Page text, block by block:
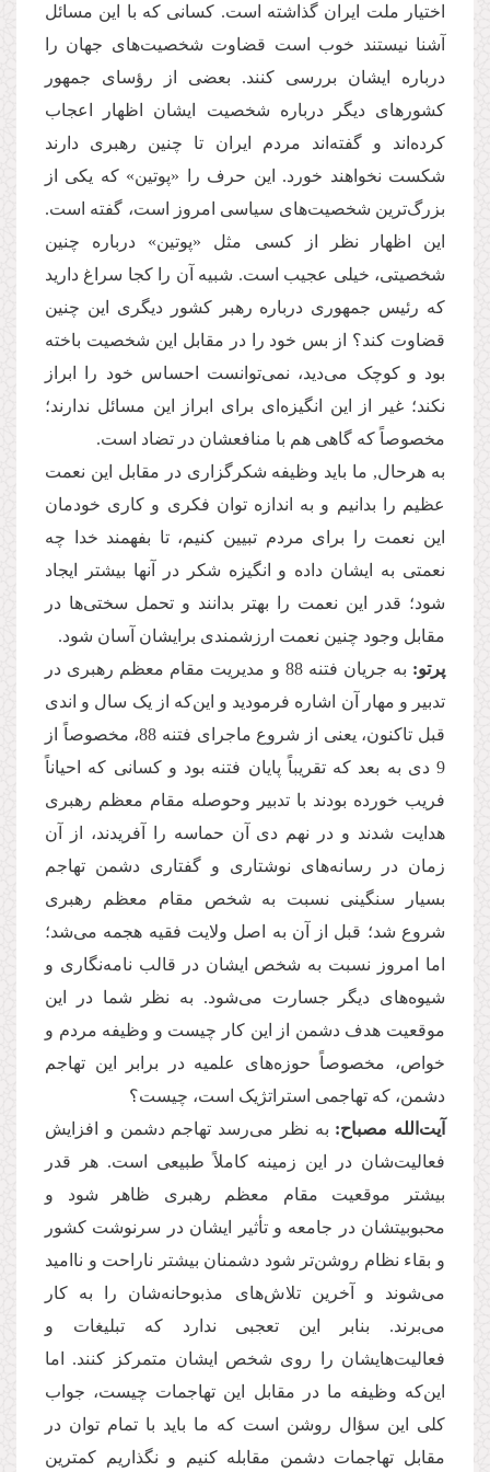
اختیار ملت ایران گذاشته است. کسانی که با این مسائل
آشنا نیستند خوب است قضاوت شخصیت‌های جهان را
درباره ایشان بررسی کنند. بعضی از رؤسای جمهور
کشورهای دیگر درباره شخصیت ایشان اظهار اعجاب
کرده‌اند و گفته‌اند مردم ایران تا چنین رهبری دارند
شکست نخواهند خورد. این حرف را «پوتین» كه یكی از
بزرگ‌ترین شخصیت‌های سیاسی امروز است، گفته است.
این اظهار نظر از كسی مثل «پوتین» درباره چنین
شخصیتی، خیلی عجیب است. شبیه آن را کجا سراغ دارید
که رئیس جمهوری درباره رهبر کشور دیگری این چنین
قضاوت کند؟ از بس خود را در مقابل این شخصیت باخته
بود و کوچک می‌دید، نمی‌توانست احساس خود را ابراز
نکند؛ غیر از این انگیزه‌ای برای ابراز این مسائل ندارند؛
مخصوصاً که گاهی هم با منافعشان در تضاد است.
به هرحال, ما باید وظیفه شکرگزاری در مقابل این نعمت
عظیم را بدانیم و به اندازه توان فکری و کاری خودمان
این نعمت را برای مردم تبیین کنیم، تا بفهمند خدا چه
نعمتی به ایشان داده و انگیزه شکر در آنها بیشتر ایجاد
شود؛ قدر این نعمت را بهتر بدانند و تحمل سختی‌ها در
مقابل وجود چنین نعمت ارزشمندی برایشان آسان شود.
پرتو:
به جریان فتنه 88 و مدیریت مقام معظم رهبری در
تدبیر و مهار آن اشاره فرمودید و این‌كه از یک سال و اندی
قبل تاکنون، یعنی از شروع ماجرای فتنه 88، مخصوصاً از
9 دی به بعد که تقریباً پایان فتنه بود و كسانی که احیاناً
فریب خورده بودند با تدبیر وحوصله مقام معظم رهبری
هدایت شدند و در نهم دی آن حماسه را آفریدند، از آن
زمان در رسانه‌های نوشتاری و گفتاری دشمن تهاجم
بسیار سنگینی نسبت به شخص مقام معظم رهبری
شروع شد؛ قبل از آن به اصل ولایت فقیه هجمه می‌شد؛
اما امروز نسبت به شخص ایشان در قالب نامه‌‌نگاری‌ و
شیوه‌های دیگر جسارت می‌شود. به نظر شما در این
موقعیت هدف دشمن از این کار چیست و وظیفه مردم و
خواص، مخصوصاً حوزه‌های علمیه در برابر این تهاجم
دشمن، که تهاجمی استراتژیک است، چیست؟
آیت‌الله مصباح: به نظر می‌رسد تهاجم دشمن و افزایش
فعالیت‌شان در این زمینه کاملاً طبیعی است. هر قدر
بیشتر موقعیت مقام معظم رهبری ظاهر شود و
محبوبیتشان در جامعه و تأثیر ایشان در سرنوشت کشور
و بقاء نظام روشن‌تر شود دشمنان بیشتر ناراحت و ناامید
می‌شوند و آخرین تلاش‌های مذبوحانه‌‌شان را به کار
می‌برند. بنابر این تعجبی ندارد که تبلیغات و
فعالیت‌هایشان را روی شخص ایشان متمرکز کنند. اما
این‌که وظیفه ما در مقابل این تهاجمات چیست، جواب
كلی این سؤال روشن است که ما باید با تمام توان در
مقابل تهاجمات دشمن مقابله کنیم و نگذاریم کمترین